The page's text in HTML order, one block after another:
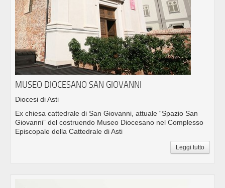
MUSEO DIOCESANO SAN GIOVANNI
Diocesi di Asti
Ex chiesa cattedrale di San Giovanni, attuale “Spazio San
Giovanni” del costruendo Museo Diocesano nel Complesso
Episcopale della Cattedrale di Asti
Leggi tutto